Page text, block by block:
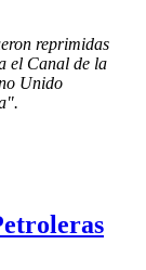
reprimidas
el Canal de la
Unido